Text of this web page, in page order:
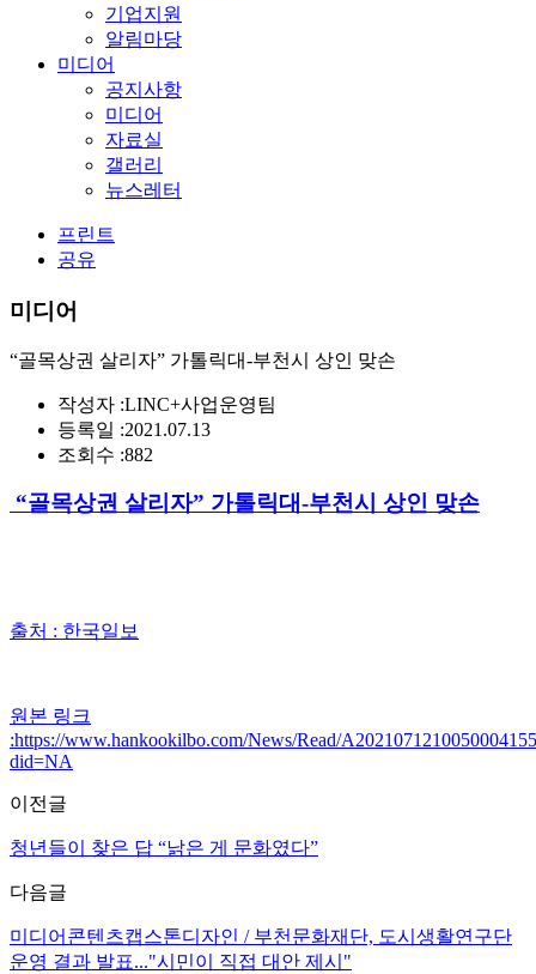
기업지원
알림마당
미디어
공지사항
미디어
자료실
갤러리
뉴스레터
프린트
공유
미디어
“골목상권 살리자” 가톨릭대-부천시 상인 맞손
작성자 :LINC+사업운영팀
등록일 :2021.07.13
조회수 :882
“골목상권 살리자” 가톨릭대-부천시 상인 맞손
출처 : 한국일보
원본 링크
:https://www.hankookilbo.com/News/Read/
did=NA
이전글
청년들이 찾은 답 “낡은 게 문화였다”
다음글
미디어콘텐츠캡스톤디자인 / 부천문화재단, 도시생활연구단
운영 결과 발표..."시민이 직접 대안 제시"